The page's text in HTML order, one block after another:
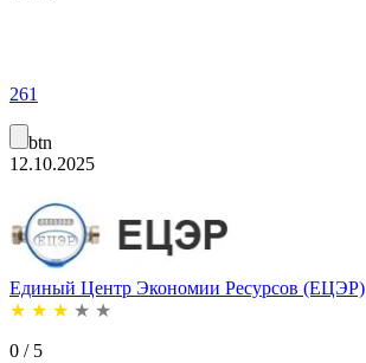
261
btn
12.10.2025
Единый Центр Экономии Ресурсов (ЕЦЭР)
★ ★ ★ ★ ★
0 / 5